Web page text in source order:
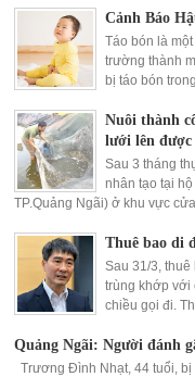
Cảnh Báo
Táo bón là
trường thành
bị táo bón
Nuôi thành
lưới lên được
Sau 3 tháng
nhân tạo tại
TP.Quảng Ngãi) ở khu vực cửa
Thuê bao di
Sau 31/3, thuê
trùng khớp với
chiều gọi đi.
Quảng Ngãi: Người đánh
Trương Đình Nhạt, 44 tuổi, bị